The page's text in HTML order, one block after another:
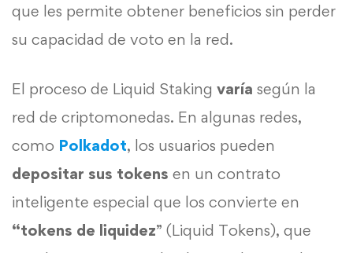
que les permite obtener beneficios sin perder
su capacidad de voto en la red.
El proceso de Liquid Staking varía según la
red de criptomonedas. En algunas redes,
como Polkadot, los usuarios pueden
depositar sus tokens en un contrato
inteligente especial que los convierte en
“tokens de liquidez” (Liquid Tokens), que